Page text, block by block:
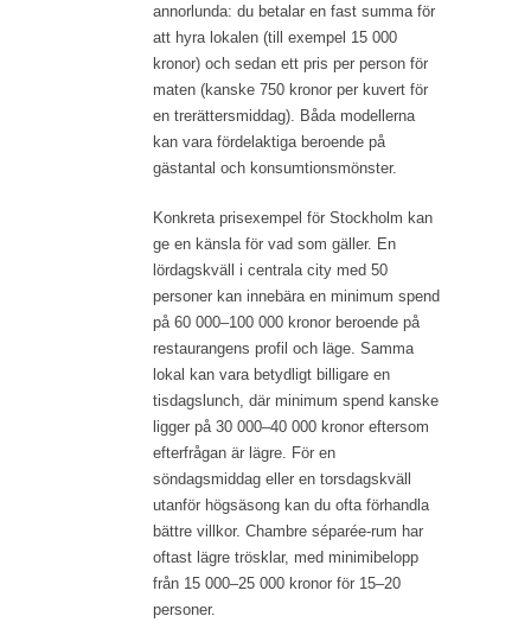
annorlunda: du betalar en fast summa för
att hyra lokalen (till exempel 15 000
kronor) och sedan ett pris per person för
maten (kanske 750 kronor per kuvert för
en trerättersmiddag). Båda modellerna
kan vara fördelaktiga beroende på
gästantal och konsumtionsmönster.
Konkreta prisexempel för Stockholm kan
ge en känsla för vad som gäller. En
lördagskväll i centrala city med 50
personer kan innebära en minimum spend
på 60 000–100 000 kronor beroende på
restaurangens profil och läge. Samma
lokal kan vara betydligt billigare en
tisdagslunch, där minimum spend kanske
ligger på 30 000–40 000 kronor eftersom
efterfrågan är lägre. För en
söndagsmiddag eller en torsdagskväll
utanför högsäsong kan du ofta förhandla
bättre villkor. Chambre séparée-rum har
oftast lägre trösklar, med minimibelopp
från 15 000–25 000 kronor för 15–20
personer.